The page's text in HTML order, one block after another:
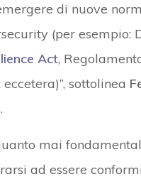
di nuove
(per esempio:
Act,
eccetera)”, sottolinea
.
mai
ad essere